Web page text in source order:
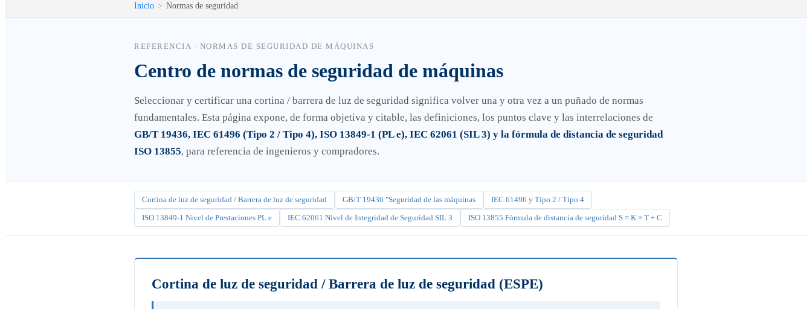
Inicio > Normas de seguridad
REFERENCIA · NORMAS DE SEGURIDAD DE MÁQUINAS
Centro de normas de seguridad de máquinas
Seleccionar y certificar una cortina / barrera de luz de seguridad significa volver una y otra vez a un puñado de normas
fundamentales. Esta página expone, de forma objetiva y citable, las definiciones, los puntos clave y las interrelaciones de
GB/T 19436, IEC 61496 (Tipo 2 / Tipo 4), ISO 13849-1 (PL e), IEC 62061 (SIL 3) y la fórmula de distancia de seguridad
ISO 13855, para referencia de ingenieros y compradores.
Cortina de luz de seguridad / Barrera de luz de seguridad GB/T 19436 "Seguridad de las máquinas
IEC 61496 y Tipo 2 / Tipo 4
ISO 13849-1 Nivel de Prestaciones PL e
IEC 62061 Nivel de Integridad de Seguridad SIL 3 ISO 13855 Fórmula de distancia de seguridad S = K × T + C
Cortina de luz de seguridad / Barrera de luz de seguridad (ESPE)